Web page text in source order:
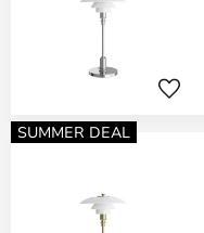
SUMMER DEAL